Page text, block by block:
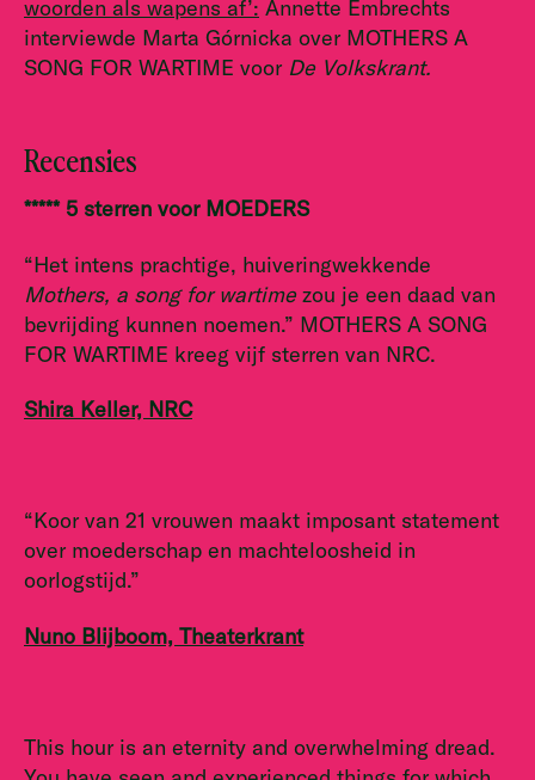
woorden als wapens af’: Annette Embrechts
interviewde Marta Górnicka over MOTHERS A
SONG FOR WARTIME voor De Volkskrant.
Recensies
***** 5 sterren voor MOEDERS
“Het intens prachtige, huiveringwekkende
Mothers, a song for wartimezou je een daad van
bevrijding kunnen noemen.” MOTHERS A SONG
FOR WARTIME kreeg vijf sterren van NRC.
Shira Keller, NRC
“Koor van 21 vrouwen maakt imposant statement
over moederschap en machteloosheid in
oorlogstijd.”
Nuno Blijboom, Theaterkrant
This hour is an eternity and overwhelming dread.